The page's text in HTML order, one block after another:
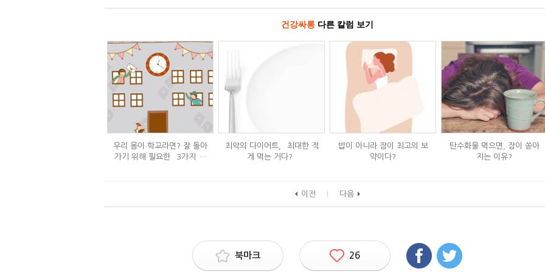
건강싸롱 다른 칼럼 보기
우리 몸이 학교라면? 잘 돌아
가기 위해 필요한 `3가지`조
최악의 다이어트, `최대한 적
게 먹는 거다?`
밥이 아니라 잠이 최고의 보
약이다?
탄수화물 먹으면, 잠이 쏟아
지는 이유?
이전 다음
북마크 26